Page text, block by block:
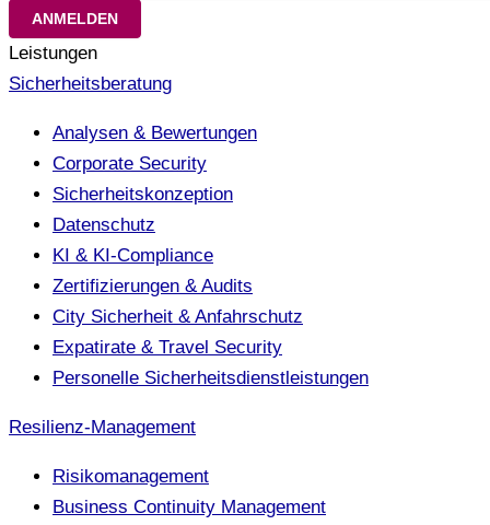
Leistungen
Sicherheitsberatung
Analysen & Bewertungen
Corporate Security
Sicherheitskonzeption
Datenschutz
KI & KI-Compliance
Zertifizierungen & Audits
City Sicherheit & Anfahrschutz
Expatirate & Travel Security
Personelle Sicherheitsdienstleistungen
Resilienz-Management
Risikomanagement
Business Continuity Management